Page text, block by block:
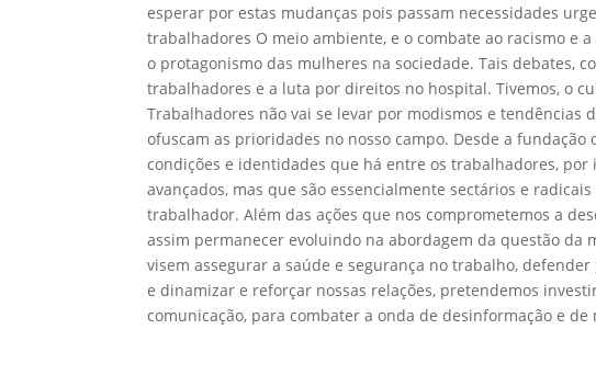
esperar por estas mudanças pois passam necessidades
trabalhadores O meio ambiente, e o combate ao racismo e
o protagonismo das mulheres na sociedade. Tais debates,
trabalhadores e a luta por direitos no hospital. Tivemos, o
Trabalhadores não vai se levar por modismos e tendências
ofuscam as prioridades no nosso campo. Desde a fundação
condições e identidades que há entre os trabalhadores,
avançados, mas que são essencialmente sectários e
trabalhador. Além das ações que nos comprometemos a
assim permanecer evoluindo na abordagem da questão
visem assegurar a saúde e segurança no trabalho,
e dinamizar e reforçar nossas relações, pretendemos
comunicação, para combater a onda de desinformação e de